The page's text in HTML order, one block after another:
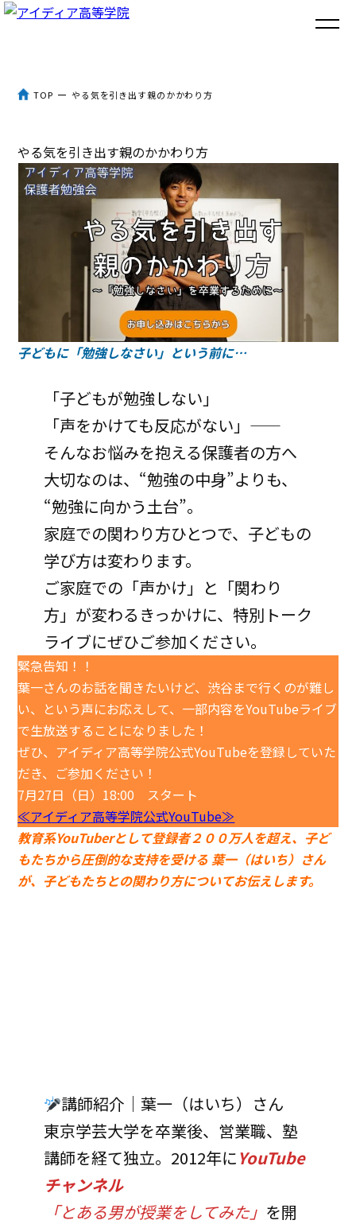
トップ
３つのポイント
体験談
入学までの流れ
よくあるご質問
コラム
アクセス
お問い合わせ
TOP やる気を引き出す親のかかわり方
やる気を引き出す親のかかわり方
子どもに「勉強しなさい」という前に…
「子どもが勉強しない」
「声をかけても反応がない」——
そんなお悩みを抱える保護者の方へ
大切なのは、“勉強の中身”よりも、
“勉強に向かう土台”。
家庭での関わり方ひとつで、子どもの
学び方は変わります。
ご家庭での「声かけ」と「関わり
方」が変わるきっかけに、特別トーク
ライブにぜひご参加ください。
緊急告知！！
葉一さんのお話を聞きたいけど、渋谷まで行くのが難し
い、という声にお応えして、一部内容をYouTubeライブ
で生放送することになりました！
ぜひ、アイディア高等学院公式YouTubeを登録していた
だき、ご参加ください！
7月27日（日）18:00 スタート
≪アイディア高等学院公式YouTube≫
教育系YouTuberとして登録者２００万人を超え、子ど
もたちから圧倒的な支持を受ける 葉一（はいち）さん
が、子どもたちとの関わり方についてお伝えします。
講師紹介｜葉一（はいち）さん
東京学芸大学を卒業後、営業職、塾
講師を経て独立。2012年にYouTube
チャンネル
「とある男が授業をしてみた」 を開